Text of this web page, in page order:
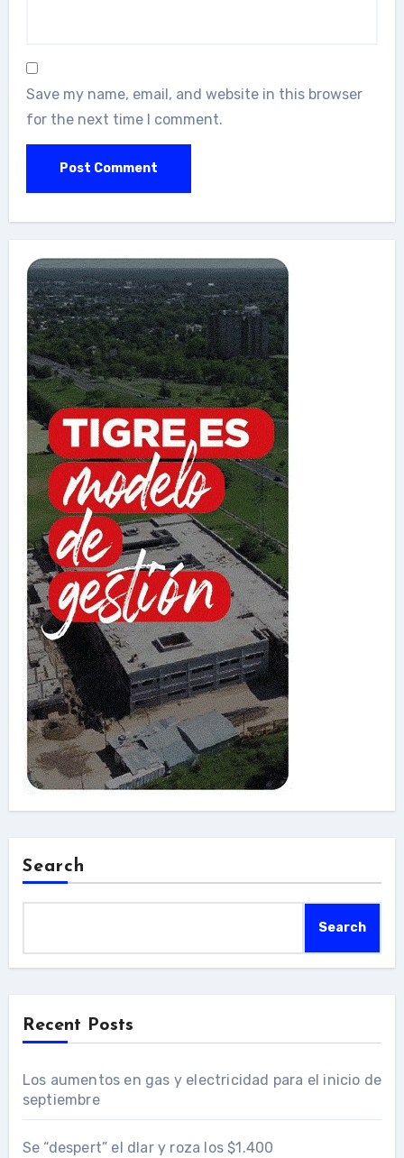
Save my name, email, and website in this browser
for the next time I comment.
Search
Search
Recent Posts
Los aumentos en gas y electricidad para el inicio de
septiembre
Se “despert” el dlar y roza los $1.400